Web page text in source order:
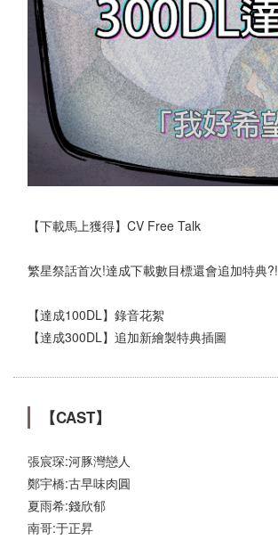
【下載馬上獲得】CV Free Talk
繁星祭話首次!達成下載數目標還會追加特典?!
【達成100DL】錄音花絮
【達成300DL】追加新繪製特典插圖
【CAST】
張宸琛:河豚灣戀人
鄭宇橋:古早味肉圓
夏雨希:錢欣郁
南哥:于正昇